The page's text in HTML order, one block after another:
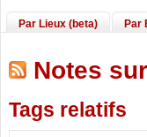
Par Lieux (beta) Par
Notes
Tags relatifs